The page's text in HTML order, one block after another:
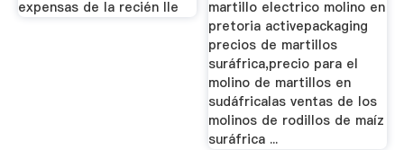
expensas de la recién lle
martillo electrico molino en
pretoria activepackaging
precios de martillos
suráfrica,precio para el
molino de martillos en
sudáfricalas ventas de los
molinos de rodillos de maíz
suráfrica ...